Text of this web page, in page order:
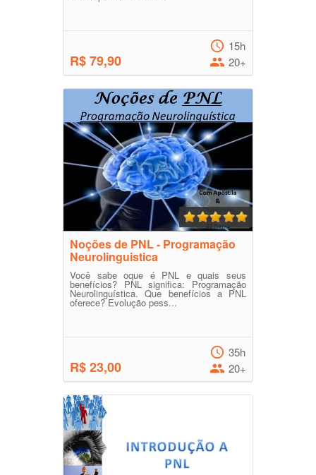
R$ 79,90
15h
20+
Noções de PNL - Programação
Neurolinguistica
Você sabe oque é PNL e quais seus
benefícios? PNL significa: Programação
Neurolinguística. Que benefícios a PNL
oferece? Evolução pess...
R$ 23,00
35h
20+